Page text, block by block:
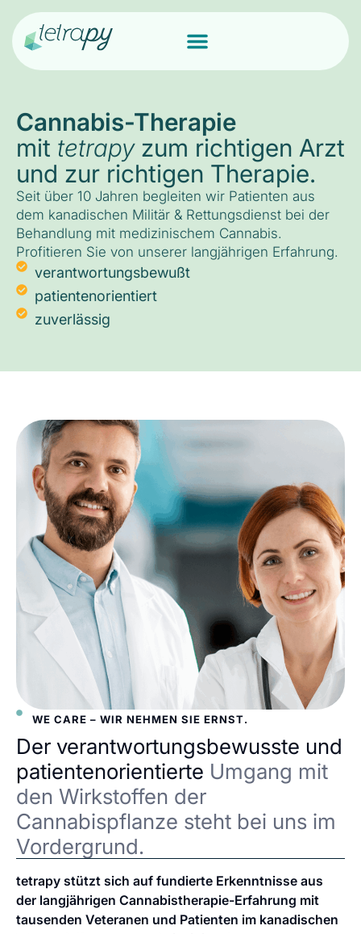
Cannabis-Therapie
mit tetrapyzum richtigen Arzt
und zur richtigen Therapie.
Seit über 10 Jahren begleiten wir Patienten aus
dem kanadischen Militär & Rettungsdienst bei der
Behandlung mit medizinischem Cannabis.
Profitieren Sie von unserer langjährigen Erfahrung.
verantwortungsbewußt
patientenorientiert
zuverlässig
WE CARE – WIR NEHMEN SIE ERNST.
Der verantwortungsbewusste und
patientenorientierte Umgang mit
den Wirkstoffen der
Cannabispflanze steht bei uns im
Vordergrund.
tetrapy stützt sich auf fundierte Erkenntnisse aus
der langjährigen Cannabistherapie-Erfahrung mit
tausenden Veteranen und Patienten im kanadischen